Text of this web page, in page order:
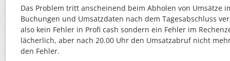
Das Problem tritt anscheinend beim Abholen von Umsätze
Buchungen und Umsatzdaten nach dem Tagesabschluss
also kein Fehler in Profi cash sondern ein Fehler im
lächerlich, aber nach 20.00 Uhr den Umsatzabruf nicht
den Fehler.